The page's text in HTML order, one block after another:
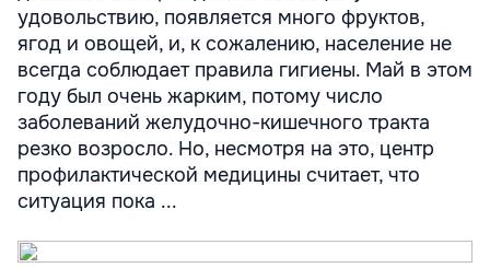
удовольствию, появляется много фруктов,
ягод и овощей, и, к сожалению, население не
всегда соблюдает правила гигиены. Май в этом
году был очень жарким, потому число
заболеваний желудочно-кишечного тракта
резко возросло. Но, несмотря на это, центр
профилактической медицины считает, что
ситуация пока ...